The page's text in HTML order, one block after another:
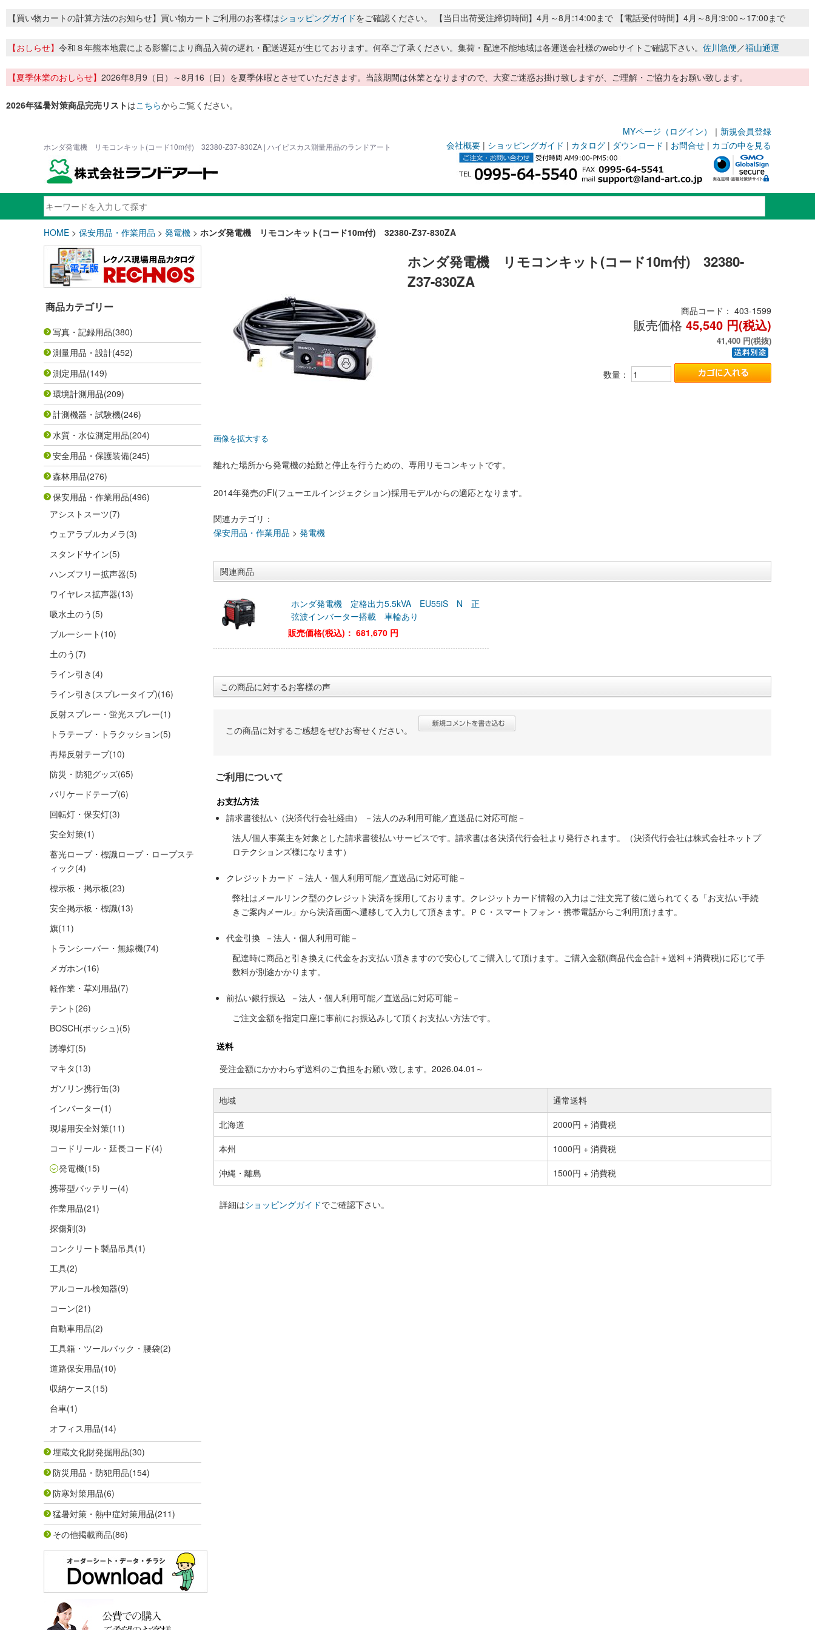
【買い物カートの計算方法のお知らせ】買い物カートご利用のお客様はショッピングガイドをご確認ください。 【当日出荷受注締切時間】4月～8月:14:00まで 【電話受付時間】4月～8月:9:00～17:00まで
【おしらせ】 令和８年熊本地震による影響により商品入荷の遅れ・配送遅延が生じております。何卒ご了承ください。集荷・配達不能地域は各運送会社様のwebサイトご確認下さい。 佐川急便／福山通運
【夏季休業のおしらせ】 2026年8月9（日）～8月16（日）を夏季休暇とさせていただきます。当該期間は休業となりますので、大変ご迷惑お掛け致しますが、ご理解・ご協力をお願い致します。
2026年猛暑対策商品完売リストはこちらからご覧ください。
MYページ（ログイン） ｜ 新規会員登録
ホンダ発電機 リモコンキット(コード10m付) 32380-Z37-830ZA | ハイビスカス測量用品のランドアート 会社概要 | ショッピングガイド | カタログ | ダウンロード | お問合せ | カゴの中を見る
HOME > 保安用品・作業用品 > 発電機 > ホンダ発電機 リモコンキット(コード10m付) 32380-Z37-830ZA
商品カテゴリー
写真・記録用品(380)
測量用品・設計(452)
測定用品(149)
環境計測用品(209)
計測機器・試験機(246)
水質・水位測定用品(204)
安全用品・保護装備(245)
森林用品(276)
保安用品・作業用品(496)
アシストスーツ(7)
ウェアラブルカメラ(3)
スタンドサイン(5)
ハンズフリー拡声器(5)
ワイヤレス拡声器(13)
吸水土のう (5)
ブルーシート (10)
土のう (7)
ライン引き (4)
ライン引き(スプレータイプ)(16)
反射スプレー・蛍光スプレー(1)
トラテープ・トラクッション(5)
再帰反射テープ(10)
防災・防犯グッズ(65)
バリケードテープ(6)
回転灯・保安灯(3)
安全対策(1)
蓄光ロープ・標識ロープ・ロープステ
ィック(4)
標示板・掲示板(23)
安全掲示板・標識(13)
旗(11)
トランシーバー・無線機(74)
メガホン(16)
軽作業・草刈用品(7)
テント (26)
BOSCH(ボッシュ)(5)
誘導灯(5)
マキタ(13)
ガソリン携行缶(3)
インバーター(1)
現場用安全対策(11)
コードリール・延長コード(4)
発電機(15)
携帯型バッテリー(4)
作業用品(21)
探傷剤(3)
コンクリート製品吊具(1)
工具(2)
アルコール検知器(9)
コーン(21)
自動車用品(2)
工具箱・ツールバック・腰袋(2)
道路保安用品(10)
収納ケース(15)
台車(1)
オフィス用品(14)
埋蔵文化財発掘用品(30)
防災用品・防犯用品(154)
防寒対策用品(6)
猛暑対策・熱中症対策用品(211)
その他掲載商品(86)
画像を拡大する
ホンダ発電機 リモコンキット(コード10m付) 32380-
Z37-830ZA
商品コード： 403-1599
販売価格 45,540 円(税込)
41,400 円(税抜)
数量：
離れた場所から発電機の始動と停止を行うための、専用リモコンキットです。
2014年発売のFI(フューエルインジェクション)採用モデルからの適応となります。
関連カテゴリ：
保安用品・作業用品 > 発電機
関連商品
ホンダ発電機 定格出力5.5kVA EU55iS N 正
弦波インバーター搭載 車輪あり
販売価格(税込)： 681,670 円
この商品に対するお客様の声
この商品に対するご感想をぜひお寄せください。
ご利用について
お支払方法
請求書後払い（決済代行会社経由） －法人のみ利用可能／直送品に対応可能－
法人/個人事業主を対象とした請求書後払いサービスです。請求書は各決済代行会社より発行されます。（決済代行会社は株式会社ネットプ
ロテクションズ様になります）
クレジットカード －法人・個人利用可能／直送品に対応可能－
弊社はメールリンク型のクレジット決済を採用しております。クレジットカード情報の入力はご注文完了後に送られてくる「お支払い手続
きご案内メール」から決済画面へ遷移して入力して頂きます。ＰＣ・スマートフォン・携帯電話からご利用頂けます。
代金引換 －法人・個人利用可能－
配達時に商品と引き換えに代金をお支払い頂きますので安心してご購入して頂けます。ご購入金額(商品代金合計＋送料＋消費税)に応じて手
数料が別途かかります。
前払い銀行振込 －法人・個人利用可能／直送品に対応可能－
ご注文金額を指定口座に事前にお振込みして頂くお支払い方法です。
送料
受注金額にかかわらず送料のご負担をお願い致します。2026.04.01～
地域
通常送料
北海道
2000円 + 消費税
本州
1000円 + 消費税
沖縄・離島
1500円 + 消費税
詳細はショッピングガイドでご確認下さい。